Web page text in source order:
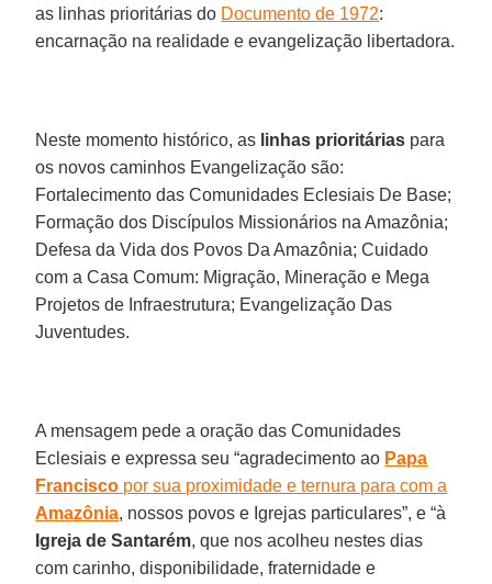
as linhas prioritárias do Documento de 1972:
encarnação na realidade e evangelização libertadora.
Neste momento histórico, as linhas prioritárias para
os novos caminhos Evangelização são:
Fortalecimento das Comunidades Eclesiais De Base;
Formação dos Discípulos Missionários na Amazônia;
Defesa da Vida dos Povos Da Amazônia; Cuidado
com a Casa Comum: Migração, Mineração e Mega
Projetos de Infraestrutura; Evangelização Das
Juventudes.
A mensagem pede a oração das Comunidades
Eclesiais e expressa seu “agradecimento ao Papa
Francisco por sua proximidade e ternura para com a
Amazônia, nossos povos e Igrejas particulares”, e “à
Igreja de Santarém, que nos acolheu nestes dias
com carinho, disponibilidade, fraternidade e